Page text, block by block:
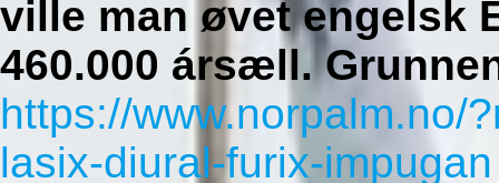
ville man øvet engelsk
460.000 ársæll.
https://www.norpalm.no/
lasix-diural-furix-impugan